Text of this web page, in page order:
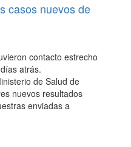
casos nuevos de
contacto estrecho
atrás.
de Salud de
nuevos resultados
enviadas a